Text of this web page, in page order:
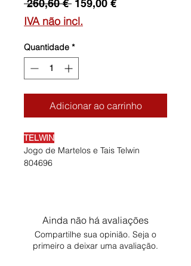
260,60 € Preço
normal
159,00 €Preço
IVA não incl.
Quantidade *
Adicionar ao carrinho
TELWIN
Jogo de Martelos e Tais Telwin
804696
Ainda não há avaliações
Compartilhe sua opinião. Seja o
primeiro a deixar uma avaliação.